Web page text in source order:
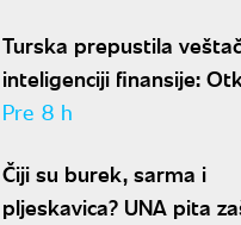
Turska prepustila
inteligenciji finansije:
rizik veći od 36 miliona
Pre 8 h
Čiji su burek, sarma i
pljeskavica? UNA pita